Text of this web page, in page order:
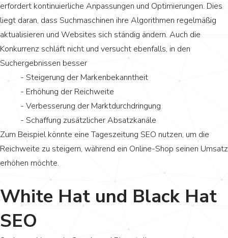
erfordert kontinuierliche Anpassungen und Optimierungen. Dies
liegt daran, dass Suchmaschinen ihre Algorithmen regelmäßig
aktualisieren und Websites sich ständig ändern. Auch die
Konkurrenz schläft nicht und versucht ebenfalls, in den
Suchergebnissen besser
- Steigerung der Markenbekanntheit
- Erhöhung der Reichweite
- Verbesserung der Marktdurchdringung
- Schaffung zusätzlicher Absatzkanäle
Zum Beispiel könnte eine Tageszeitung SEO nutzen, um die
Reichweite zu steigern, während ein Online-Shop seinen Umsatz
erhöhen möchte.
White Hat und Black Hat
SEO